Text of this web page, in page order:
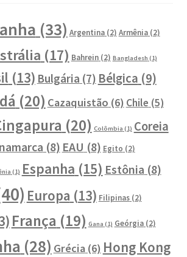
(33) Argentina(2) Armênia(2)
(17) Bahrein(2) Bangladesh (1)
(13) Bulgária (7) Bélgica (9)
(20) Cazaquistão (6) Chile (5)
(20) Colômbia (1) Coreia
(8) EAU (8) Egito (2)
(1) Espanha (15) Estônia (8)
Europa (13) Filipinas(2)
França (19) Gana (1) Geórgia(2)
(28) Grécia(6) Hong Kong